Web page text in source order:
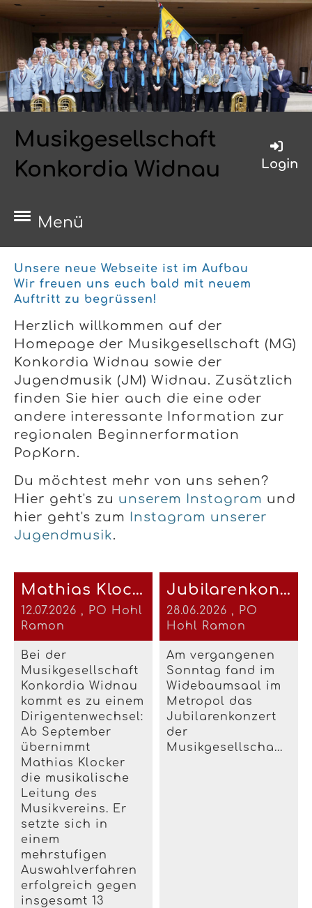
Musikgesellschaft
Konkordia Widnau
Login
Menü
Unsere neue Webseite ist im Aufbau
Wir freuen uns euch bald mit neuem
Auftritt zu begrüssen!
Herzlich willkommen auf der
Homepage der Musikgesellschaft (MG)
Konkordia Widnau sowie der
Jugendmusik (JM) Widnau. Zusätzlich
finden Sie hier auch die eine oder
andere interessante Information zur
regionalen Beginnerformation
PopKorn.
Du möchtest mehr von uns sehen?
Hier geht's zu unserem Instagram und
hier geht's zum Instagram unserer
Jugendmusik.
Mathias Klocker wird neuer Dirigent der Musikgesellschaft Konkordia Widnau
12.07.2026 , PO Hohl
Ramon
Bei der
Musikgesellschaft
Konkordia Widnau
kommt es zu einem
Dirigentenwechsel:
Ab September
übernimmt
Mathias Klocker
die musikalische
Leitung des
Musikvereins. Er
setzte sich in
einem
mehrstufigen
Auswahlverfahren
erfolgreich gegen
insgesamt 13
Jubilarenkonzert 2026
28.06.2026 , PO
Hohl Ramon
Am vergangenen
Sonntag fand im
Widebaumsaal im
Metropol das
Jubilarenkonzert
der
Musikgesellscha...